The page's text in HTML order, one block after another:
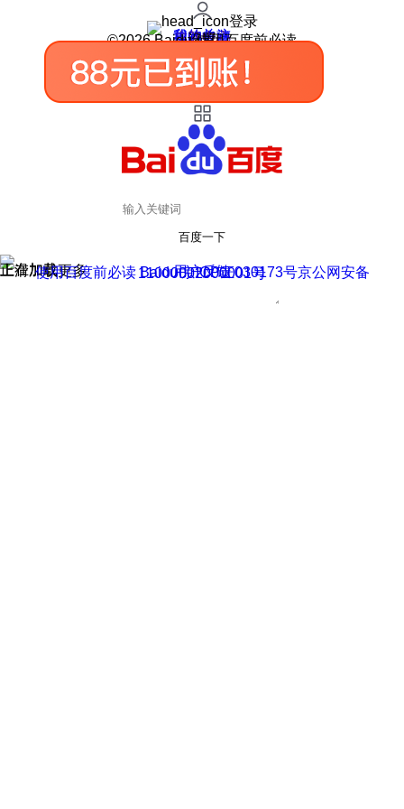
登录
我的关注
我的收藏
皮肤中心
用户反馈
设置
©2026 Baidu 使用百度前必读
百度一下
正在加载
上滑加载更多 用户反馈
使用百度前必读 Baidu 京ICP证030173号
京公网安备11000002000001号